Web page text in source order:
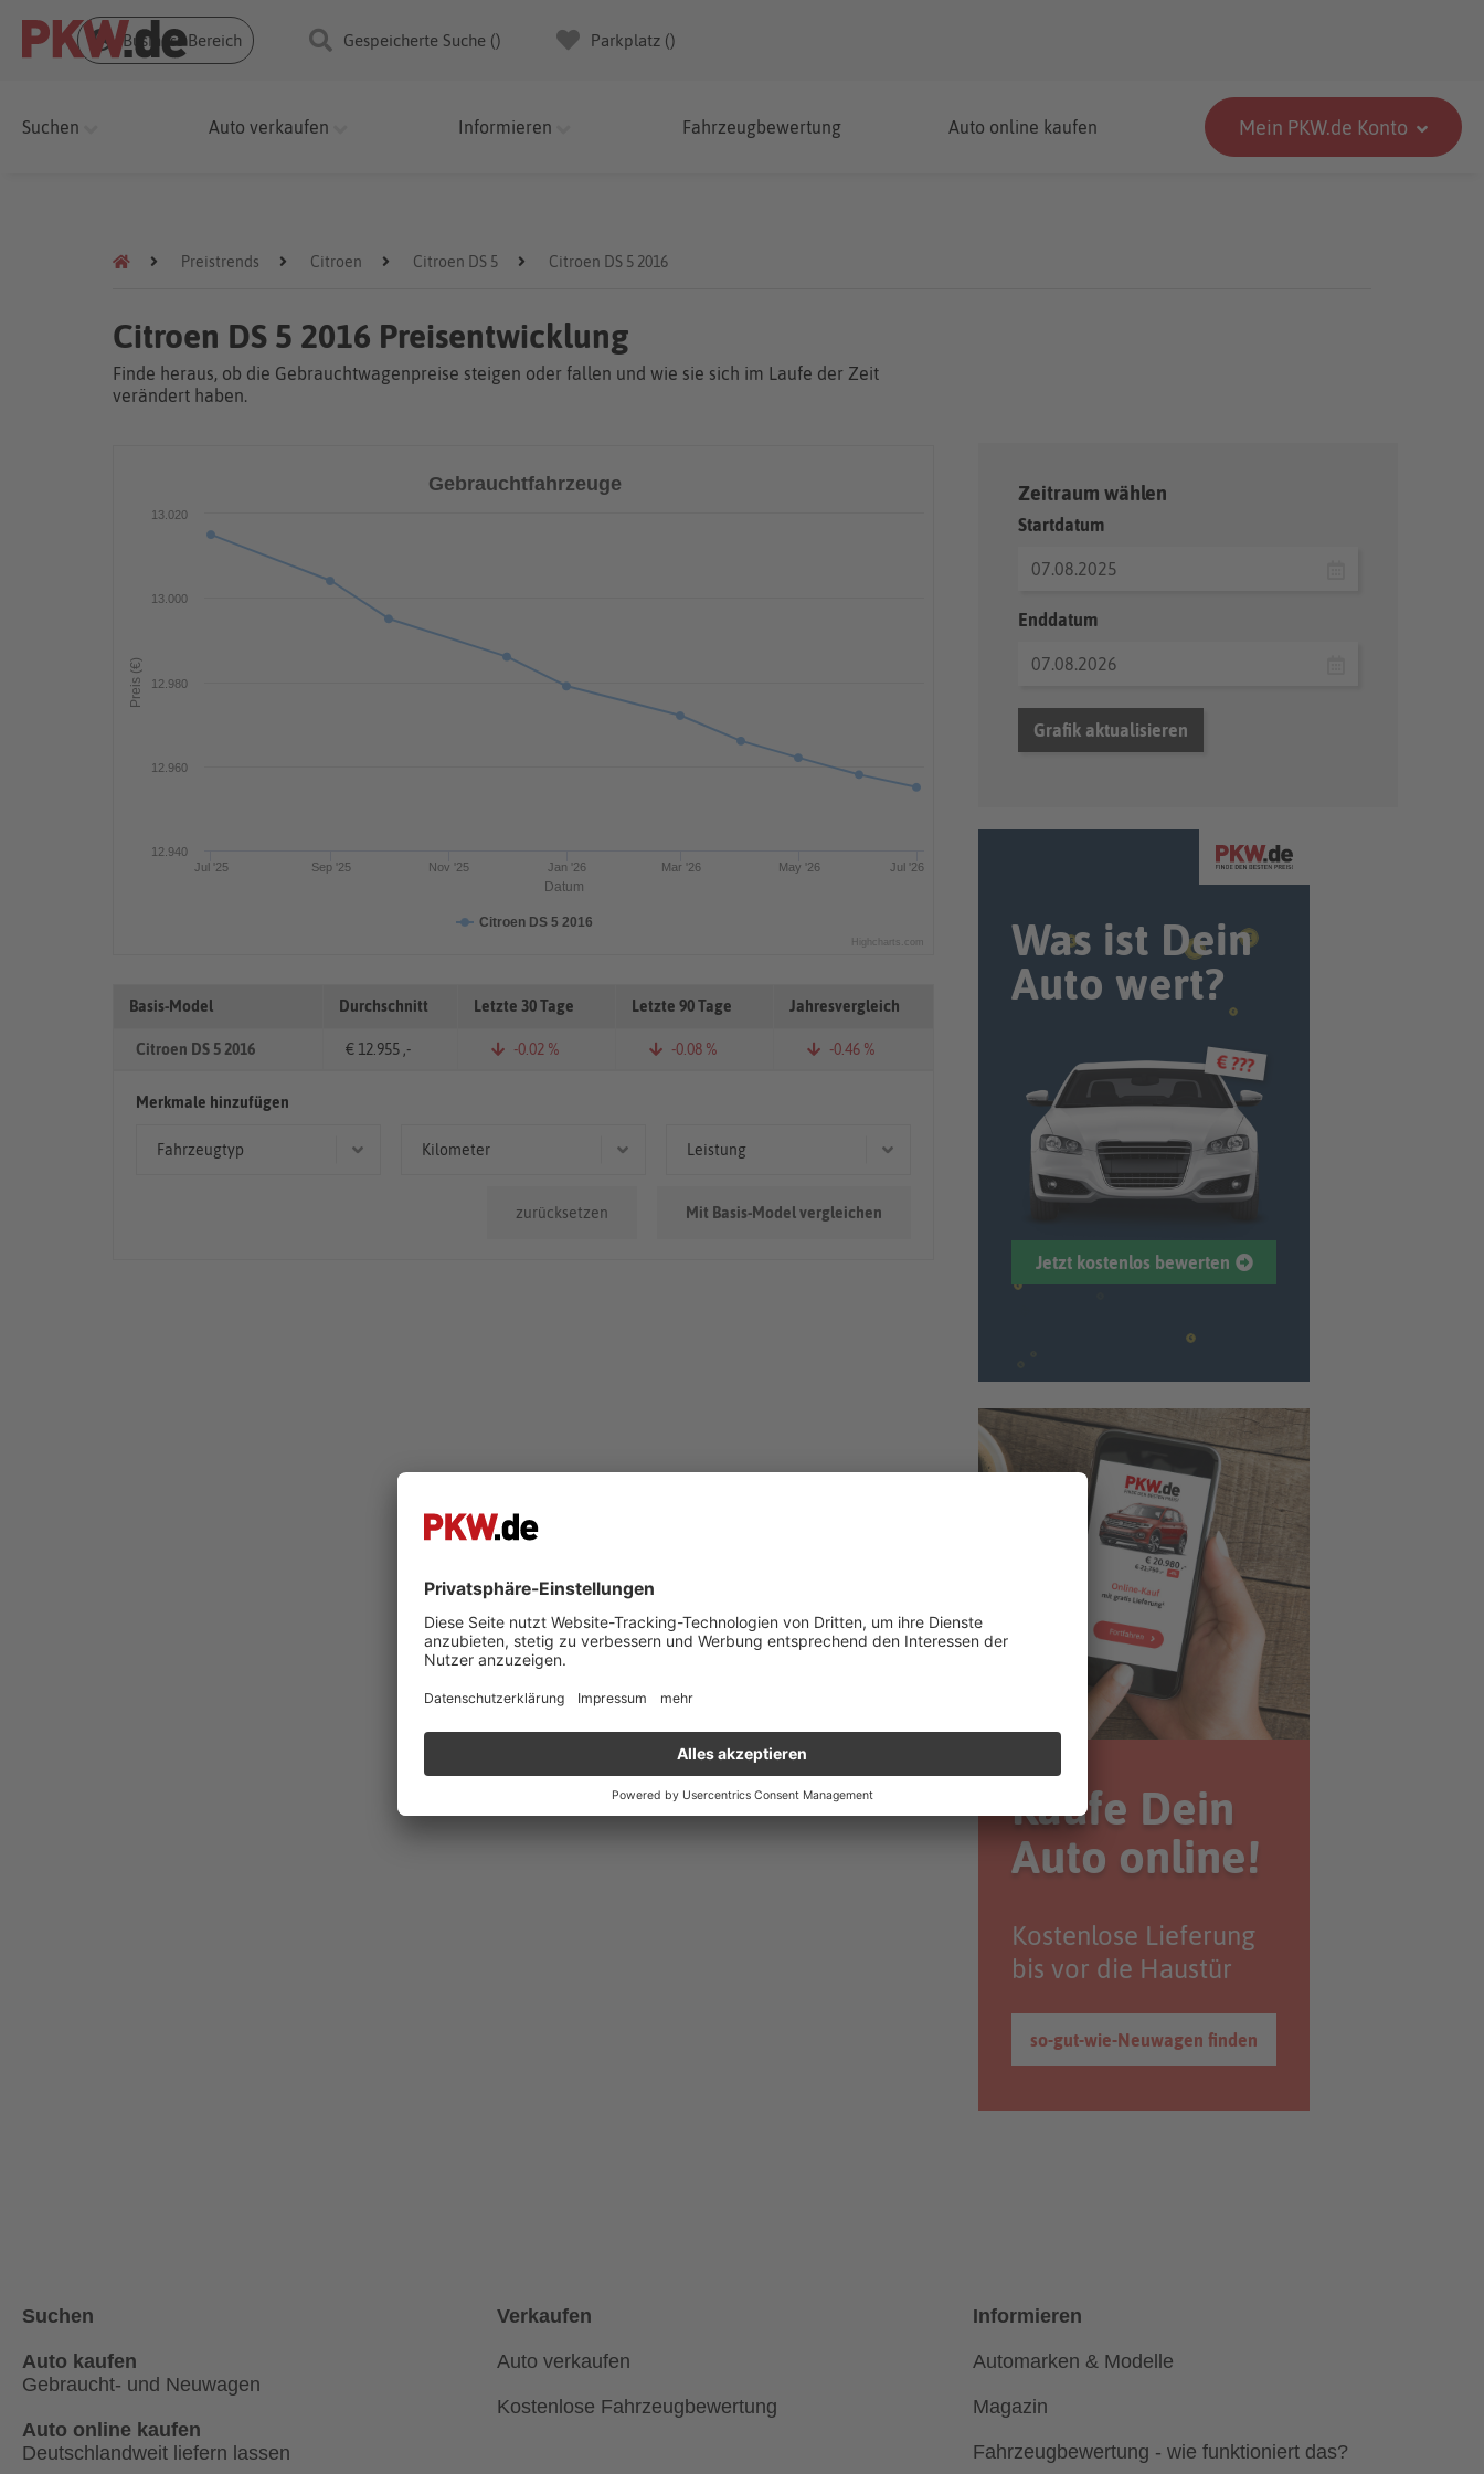
Business Bereich Gespeicherte Suche () Parkplatz ()
Suchen Auto verkaufen Informieren Fahrzeugbewertung Auto online kaufen Mein PKW.de Konto
Preistrends Citroen Citroen DS 5 Citroen DS 5 2016
Citroen DS 5 2016 Preisentwicklung
Finde heraus, ob die Gebrauchtwagenpreise steigen oder fallen und wie sie sich im Laufe der Zeit
verändert haben.
Datum
Preis (€)
Gebrauchtfahrzeuge
Citroen DS 5 2016
Jul '25 Sep '25 Nov '25 Jan '26 Mar '26 May '26 Jul '26
12.960
12.980
13.000
13.020
12.940
Highcharts.com
Basis-Model Durchschnitt Letzte 30 Tage Letzte 90 Tage Jahresvergleich
Citroen DS 5 2016 € 12.955 ,- -0.02 % -0.08 % -0.46 %
Merkmale hinzufügen
Fahrzeugtyp Kilometer Leistung
zurücksetzen Mit Basis-Model vergleichen
Zeitraum wählen
Startdatum
Enddatum
Grafik aktualisieren
Was ist Dein
Auto wert?
€ ???
Jetzt kostenlos bewerten
Kaufe Dein
Auto online!
Kostenlose Lieferung
bis vor die Haustür
so-gut-wie-Neuwagen finden
Suchen
Auto kaufen
Gebraucht- und Neuwagen
Auto online kaufen
Deutschlandweit liefern lassen
Verkaufen
Auto verkaufen
Kostenlose Fahrzeugbewertung
Informieren
Automarken & Modelle
Magazin
Fahrzeugbewertung - wie funktioniert das?